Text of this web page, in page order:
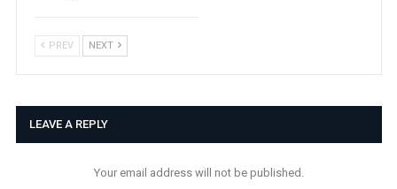
PREV NEXT
LEAVE A REPLY
Your email address will not be published.